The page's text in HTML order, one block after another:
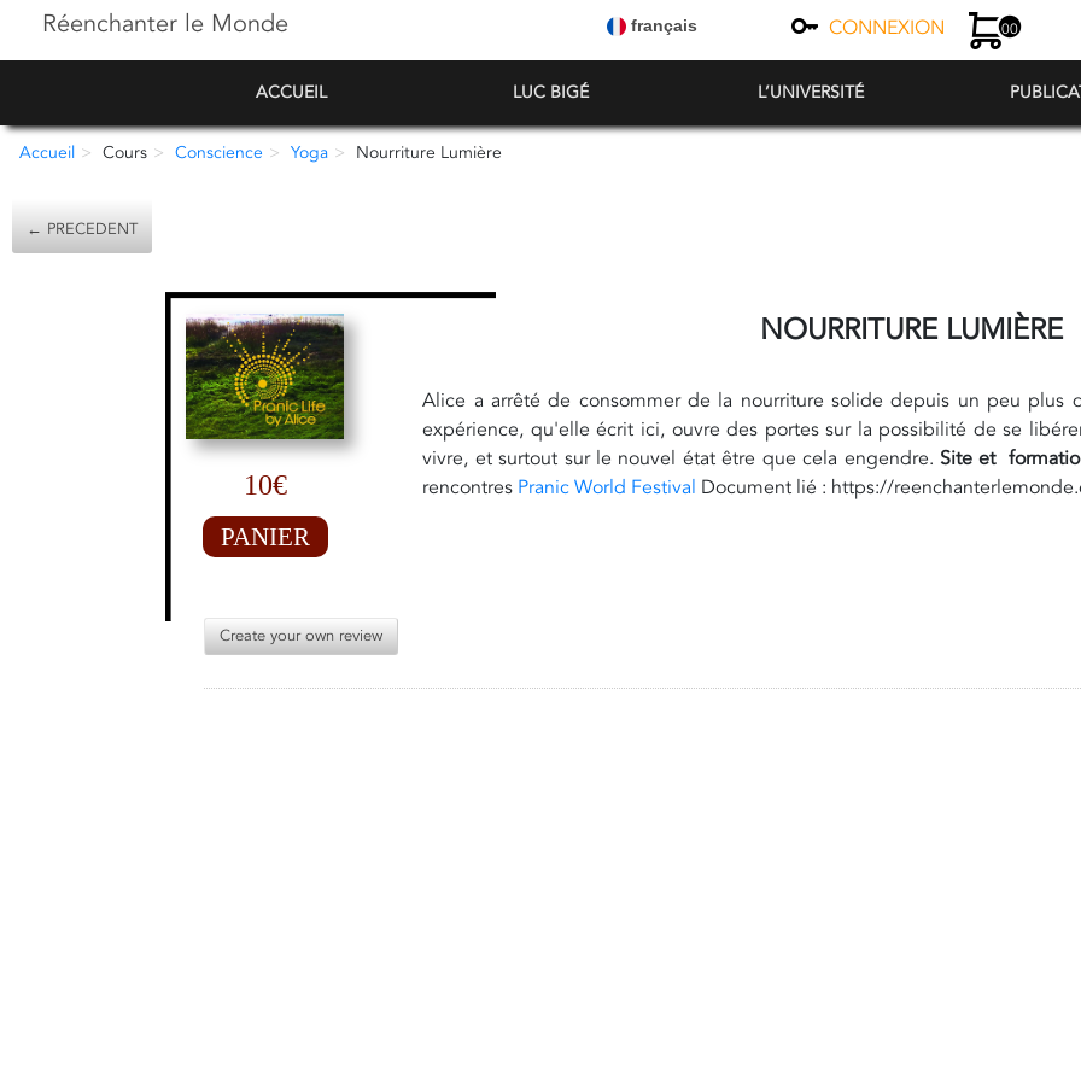
Réenchanter le Monde français CONNEXION 00
ACCUEIL LUC BIGÉ L’UNIVERSITÉ
Accueil Cours Conscience Yoga Nourriture Lumière
← PRECEDENT
10€
PANIER
NOURRITURE LUMIÈRE
Alice a arrêté de consommer de la nourriture solide depuis un peu plus
expérience, qu'elle écrit ici, ouvre des portes sur la possibilité de se
vivre, et surtout sur le nouvel état être que cela engendre. Site et
rencontres Pranic World Festival Document lié : https://
Create your own review